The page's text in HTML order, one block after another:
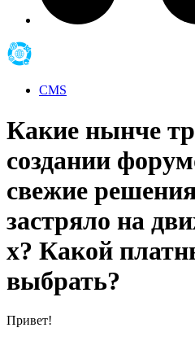
CMS
Какие нынче
создании
свежие
застряло на
х? Какой
выбрать?
Привет!